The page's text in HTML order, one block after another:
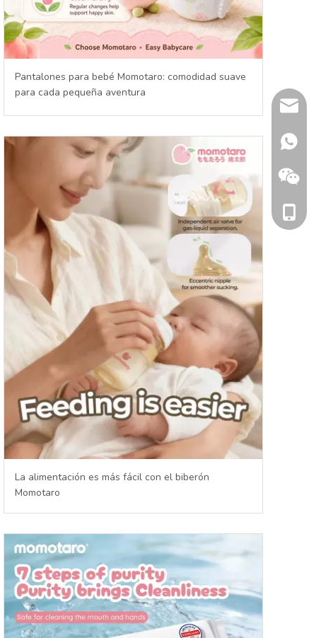
Pantalones para bebé Momotaro: comodidad suave
para cada pequeña aventura
La alimentación es más fácil con el biberón
Momotaro
+86
+86